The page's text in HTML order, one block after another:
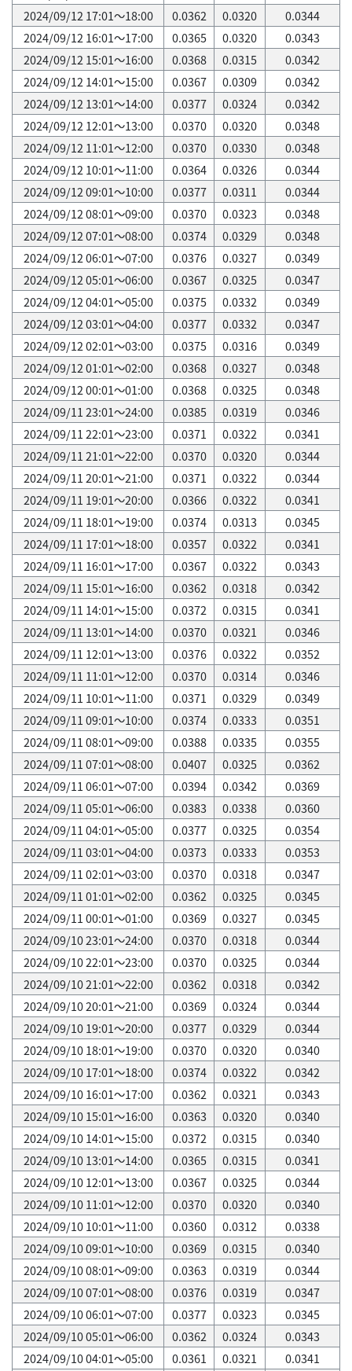
2024/09/12 17:01～18:00
0.0362 0.0320
0.0344
2024/09/12 16:01～17:00
0.0365 0.0320
0.0343
2024/09/12 15:01～16:00
0.0368 0.0315
0.0342
2024/09/12 14:01～15:00
0.0367 0.0309
0.0342
2024/09/12 13:01～14:00
0.0377 0.0324
0.0342
2024/09/12 12:01～13:00
0.0370 0.0320
0.0348
2024/09/12 11:01～12:00
0.0370 0.0330
0.0348
2024/09/12 10:01～11:00
0.0364 0.0326
0.0344
2024/09/12 09:01～10:00
0.0377 0.0311
0.0344
2024/09/12 08:01～09:00
0.0370 0.0323
0.0348
2024/09/12 07:01～08:00
0.0374 0.0329
0.0348
2024/09/12 06:01～07:00
0.0376 0.0327
0.0349
2024/09/12 05:01～06:00
0.0367 0.0325
0.0347
2024/09/12 04:01～05:00
0.0375 0.0332
0.0349
2024/09/12 03:01～04:00
0.0377 0.0332
0.0347
2024/09/12 02:01～03:00
0.0375 0.0316
0.0349
2024/09/12 01:01～02:00
0.0368 0.0327
0.0348
2024/09/12 00:01～01:00
0.0368 0.0325
0.0348
2024/09/11 23:01～24:00
0.0385 0.0319
0.0346
2024/09/11 22:01～23:00
0.0371 0.0322
0.0341
2024/09/11 21:01～22:00
0.0370 0.0320
0.0344
2024/09/11 20:01～21:00
0.0371 0.0322
0.0344
2024/09/11 19:01～20:00
0.0366 0.0322
0.0341
2024/09/11 18:01～19:00
0.0374 0.0313
0.0345
2024/09/11 17:01～18:00
0.0357 0.0322
0.0341
2024/09/11 16:01～17:00
0.0367 0.0322
0.0343
2024/09/11 15:01～16:00
0.0362 0.0318
0.0342
2024/09/11 14:01～15:00
0.0372 0.0315
0.0341
2024/09/11 13:01～14:00
0.0370 0.0321
0.0346
2024/09/11 12:01～13:00
0.0376 0.0322
0.0352
2024/09/11 11:01～12:00
0.0370 0.0314
0.0346
2024/09/11 10:01～11:00
0.0371 0.0329
0.0349
2024/09/11 09:01～10:00
0.0374 0.0333
0.0351
2024/09/11 08:01～09:00
0.0388 0.0335
0.0355
2024/09/11 07:01～08:00
0.0407 0.0325
0.0362
2024/09/11 06:01～07:00
0.0394 0.0342
0.0369
2024/09/11 05:01～06:00
0.0383 0.0338
0.0360
2024/09/11 04:01～05:00
0.0377 0.0325
0.0354
2024/09/11 03:01～04:00
0.0373 0.0333
0.0353
2024/09/11 02:01～03:00
0.0370 0.0318
0.0347
2024/09/11 01:01～02:00
0.0362 0.0325
0.0345
2024/09/11 00:01～01:00
0.0369 0.0327
0.0345
2024/09/10 23:01～24:00
0.0370 0.0318
0.0344
2024/09/10 22:01～23:00
0.0370 0.0325
0.0344
2024/09/10 21:01～22:00
0.0362 0.0318
0.0342
2024/09/10 20:01～21:00
0.0369 0.0324
0.0344
2024/09/10 19:01～20:00
0.0377 0.0329
0.0344
2024/09/10 18:01～19:00
0.0370 0.0320
0.0340
2024/09/10 17:01～18:00
0.0374 0.0322
0.0342
2024/09/10 16:01～17:00
0.0362 0.0321
0.0343
2024/09/10 15:01～16:00
0.0363 0.0320
0.0340
2024/09/10 14:01～15:00
0.0372 0.0315
0.0340
2024/09/10 13:01～14:00
0.0365 0.0315
0.0341
2024/09/10 12:01～13:00
0.0367 0.0325
0.0344
2024/09/10 11:01～12:00
0.0370 0.0320
0.0340
2024/09/10 10:01～11:00
0.0360 0.0312
0.0338
2024/09/10 09:01～10:00
0.0369 0.0315
0.0340
2024/09/10 08:01～09:00
0.0363 0.0319
0.0344
2024/09/10 07:01～08:00
0.0376 0.0319
0.0347
2024/09/10 06:01～07:00
0.0377 0.0323
0.0345
2024/09/10 05:01～06:00
0.0362 0.0324
0.0343
2024/09/10 04:01～05:00
0.0361 0.0321
0.0341